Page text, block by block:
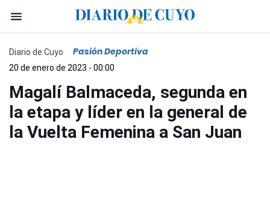
Diario de Cuyo Pasión Deportiva
20 de enero de 2023 - 00:00
Magalí Balmaceda, segunda en
la etapa y líder en la general de
la Vuelta Femenina a San Juan